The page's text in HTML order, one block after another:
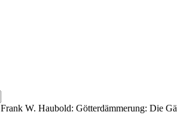
Frank W. Haubold: Götterdämmerung: Die